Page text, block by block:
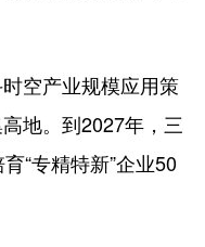
娱乐 时尚
书画 一带一路
空产业规模应用策
地。到2027年，三
“专精特新”企业50